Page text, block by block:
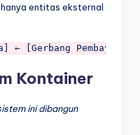
entitas eksternal
Kontainer
ini dibangun